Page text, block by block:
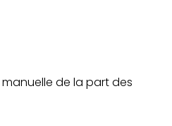
de la part des